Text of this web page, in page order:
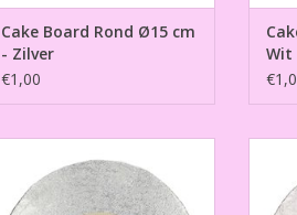
Cake Board Rond Ø15 cm
- Zilver
€1,00
Wit
Zilver
TOEVOEGEN AAN WINKELWAGEN